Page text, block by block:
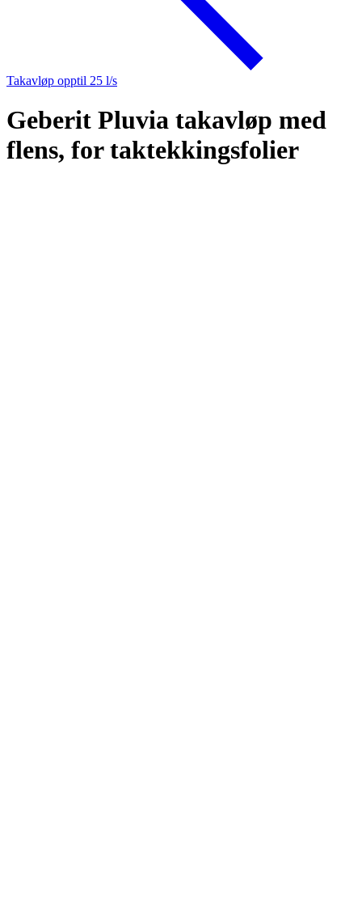
Takavløp opptil 25 l/s
Geberit Pluvia takavløp med
flens, for taktekkingsfolier